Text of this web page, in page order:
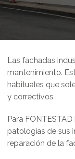
Las fachadas
mantenimiento.
habituales que
y correctivos.
Para
patologías de sus
reparación de la